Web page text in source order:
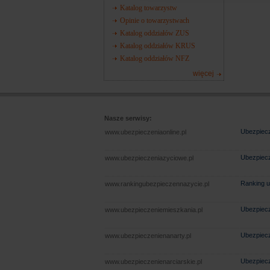
Katalog towarzystw
Opinie o towarzystwach
Katalog oddziałów ZUS
Katalog oddziałów KRUS
Katalog oddziałów NFZ
więcej
Nasze serwisy:
www.ubezpieczeniaonline.pl
www.ubezpieczeniazyciowe.pl
www.rankingubezpieczennazycie.pl Ranking
www.ubezpieczeniemieszkania.pl
www.ubezpieczenienanarty.pl
www.ubezpieczenienarciarskie.pl